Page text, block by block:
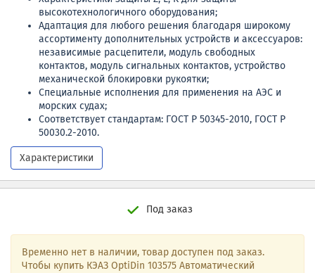
высокотехнологичного оборудования;
Адаптация для любого решения благодаря широкому
ассортименту дополнительных устройств и аксессуаров:
независимые расцепители, модуль свободных
контактов, модуль сигнальных контактов, устройство
механической блокировки рукоятки;
Специальные исполнения для применения на АЭС и
морских судах;
Соответствует стандартам: ГОСТ Р 50345-2010, ГОСТ Р
50030.2-2010.
Характеристики
Под заказ
Временно нет в наличии, товар доступен под заказ.
Чтобы купить КЭАЗ OptiDin 103575 Автоматический